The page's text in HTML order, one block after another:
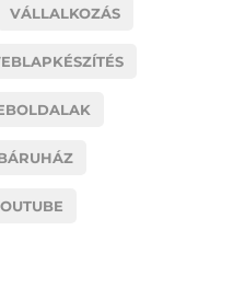
VÁLLALKOZÁS